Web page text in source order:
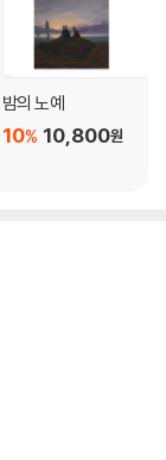
밤의 노예
10,800원
10%